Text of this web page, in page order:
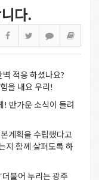
다.
적응 하셨나요?
을 내요 우리!
! 반가운 소식이 들려
계획을 수립했다고
지 함께 살펴도록 하
더불어 누리는 광주